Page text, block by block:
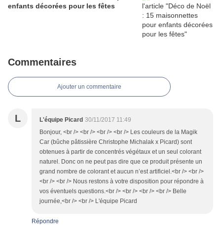
enfants décorées pour les fêtes
Commentaires
Ajouter un commentaire
L L'équipe Picard 30/11/2017 11:49
Bonjour, <br /> <br /> <br /> <br /> Les couleurs de la Magik
Car (bûche pâtissière Christophe Michalak x Picard) sont
obtenues à partir de concentrés végétaux et un seul colorant
naturel. Donc on ne peut pas dire que ce produit présente un
grand nombre de colorant et aucun n’est artificiel.<br /> <br />
<br /> <br /> Nous restons à votre disposition pour répondre à
vos éventuels questions.<br /> <br /> <br /> <br /> Belle
journée,<br /> <br /> L'équipe Picard
Répondre